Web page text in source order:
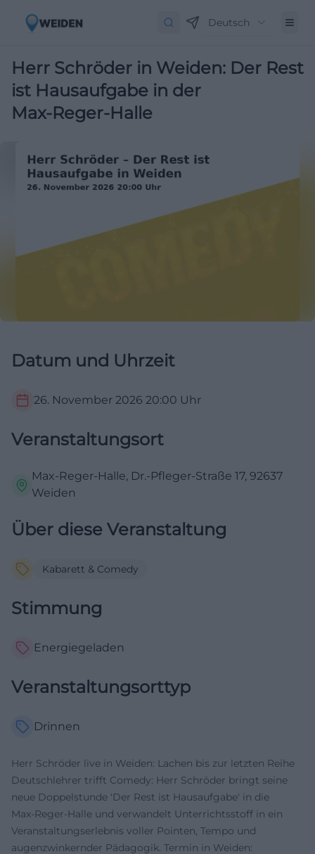
Deutsch
Herr Schröder in Weiden: Der Rest
ist Hausaufgabe in der
Max‑Reger‑Halle
Datum und Uhrzeit
26. November 2026 20:00 Uhr
Veranstaltungsort
Max‑Reger‑Halle, Dr.-Pfleger-Straße 17, 92637
Weiden
Über diese Veranstaltung
Kabarett & Comedy
Stimmung
Energiegeladen
Veranstaltungsorttyp
Drinnen
Herr Schröder live in Weiden: Lachen bis zur letzten Reihe
Deutschlehrer trifft Comedy: Herr Schröder bringt seine
neue Doppelstunde 'Der Rest ist Hausaufgabe' in die
Max‑Reger‑Halle und verwandelt Unterrichtsstoff in ein
Veranstaltungserlebnis voller Pointen, Tempo und
augenzwinkernder Pädagogik. Termin in Weiden: